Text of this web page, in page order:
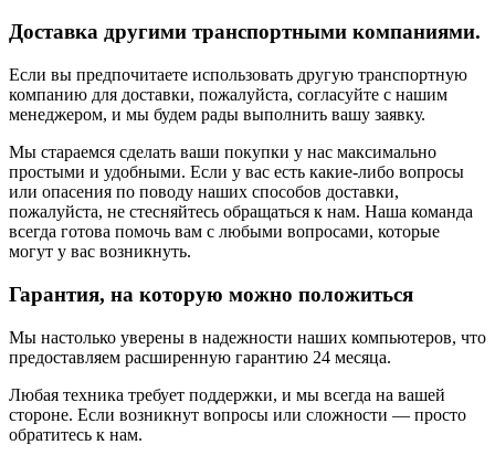
Доставка другими транспортными компаниями.
Если вы предпочитаете использовать другую транспортную
компанию для доставки, пожалуйста, согласуйте с нашим
менеджером, и мы будем рады выполнить вашу заявку.
Мы стараемся сделать ваши покупки у нас максимально
простыми и удобными. Если у вас есть какие-либо вопросы
или опасения по поводу наших способов доставки,
пожалуйста, не стесняйтесь обращаться к нам. Наша команда
всегда готова помочь вам с любыми вопросами, которые
могут у вас возникнуть.
Гарантия, на которую можно положиться
Мы настолько уверены в надежности наших компьютеров, что
предоставляем расширенную гарантию 24 месяца.
Любая техника требует поддержки, и мы всегда на вашей
стороне. Если возникнут вопросы или сложности — просто
обратитесь к нам.